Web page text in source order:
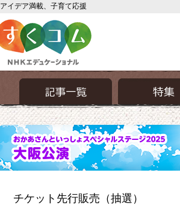
アイデア満載、子育て応援
チケット先行販売（抽選）